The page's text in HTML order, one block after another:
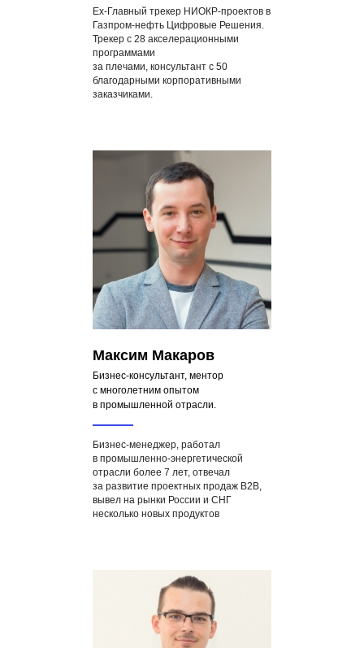
Ex-Главный трекер НИОКР-проектов в
Газпром-нефть Цифровые Решения.
Трекер с 28 акселерационными
программами
за плечами, консультант с 50
благодарными корпоративными
заказчиками.
Максим Макаров
Бизнес-консультант, ментор
с многолетним опытом
в промышленной отрасли.
Бизнес-менеджер, работал
в промышленно-энергетической
отрасли более 7 лет, отвечал
за развитие проектных продаж B2B,
вывел на рынки России и СНГ
несколько новых продуктов